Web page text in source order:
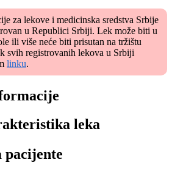
za lekove i medicinska sredstva Srbije
u Republici Srbiji. Lek može biti u
ili više neće biti prisutan na tržištu
svih registrovanih lekova u Srbiji
linku.
leka
pacijente